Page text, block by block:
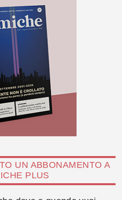
UN ABBONAMENTO A
PLUS